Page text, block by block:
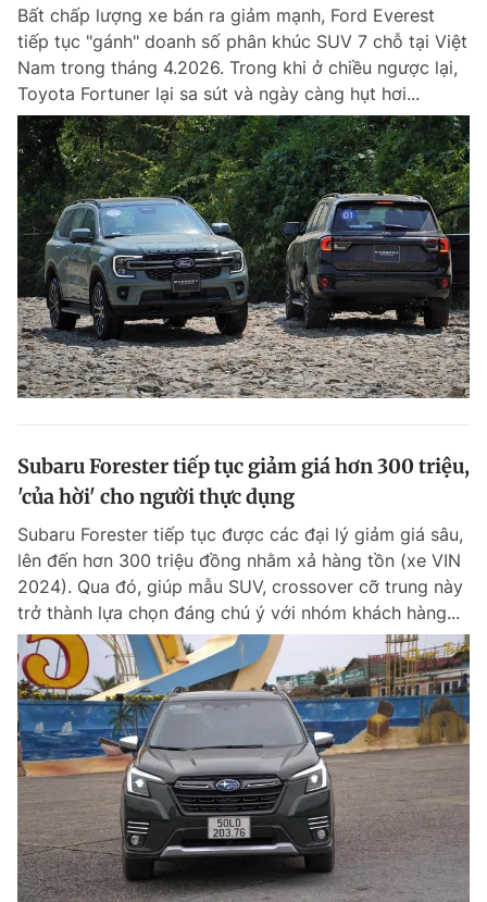
Bất chấp lượng xe bán ra giảm mạnh, Ford Everest
tiếp tục "gánh" doanh số phân khúc SUV 7 chỗ tại Việt
Nam trong tháng 4.2026. Trong khi ở chiều ngược lại,
Toyota Fortuner lại sa sút và ngày càng hụt hơi...
Subaru Forester tiếp tục giảm giá hơn 300 triệu,
'của hời' cho người thực dụng
Subaru Forester tiếp tục được các đại lý giảm giá sâu,
lên đến hơn 300 triệu đồng nhằm xả hàng tồn (xe VIN
2024). Qua đó, giúp mẫu SUV, crossover cỡ trung này
trở thành lựa chọn đáng chú ý với nhóm khách hàng...